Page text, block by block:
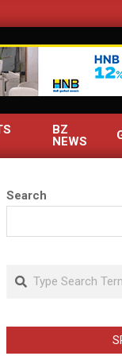
BZ
NEWS
Search
Search